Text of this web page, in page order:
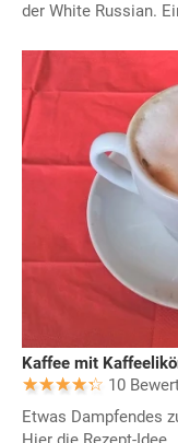
der White Russian.
Kaffee mit
10
Etwas Dampfendes